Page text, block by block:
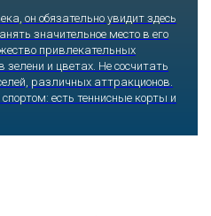
любое время года повысят
программы и пенные дискотеки.
и саунами, баня с эффектом
поплавать в бассейнах с
эффект гидромассажных
плескаться в детском бассейне.